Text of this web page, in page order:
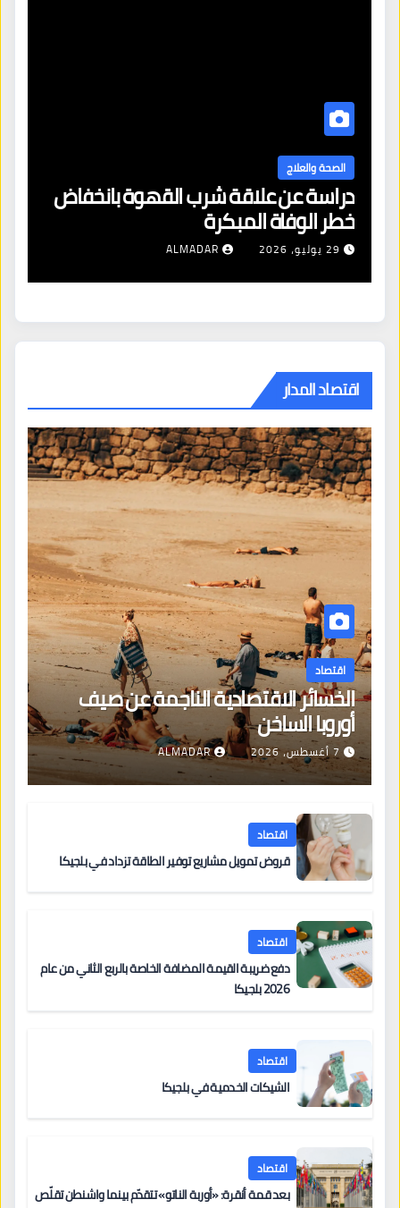
الصحة والعلاج
دراسة عن علاقة شرب القهوة بانخفاض
خطر الوفاة المبكرة
29 يوليو، 2026 ALMADAR
اقتصاد المدار
اقتصاد
الخسائر الاقتصادية الناجمة عن صيف
أوروبا الساخن
7 أغسطس، 2026 ALMADAR
اقتصاد
قروض تمويل مشاريع توفير الطاقة تزداد في بلجيكا
اقتصاد
دفع ضريبة القيمة المضافة الخاصة بالربع الثاني من عام
2026 بلجيكا
اقتصاد
الشيكات الخدمية في بلجيكا
اقتصاد
بعد قمة أنقرة: «أوربة الناتو» تتقدّم بينما واشنطن تقلّص